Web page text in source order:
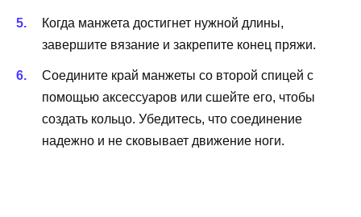
Когда манжета достигнет нужной длины,
завершите вязание и закрепите конец пряжи.
Соедините край манжеты со второй спицей с
помощью аксессуаров или сшейте его, чтобы
создать кольцо. Убедитесь, что соединение
надежно и не сковывает движение ноги.